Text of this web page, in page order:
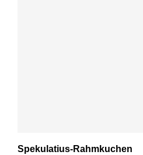
Spekulatius-Rahmkuchen